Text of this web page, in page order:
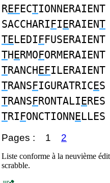
REFECTIONNERAIENT
SACCHARIFIERAIENT
TELEDIFFUSERAIENT
THERMOFORMERAIENT
TRANCHEFILERAIENT
TRANSFIGURATRICES
TRANSFRONTALIERES
TRIFONCTIONNELLES
Pages : 1 2
Liste conforme à la neuvième
scrabble.